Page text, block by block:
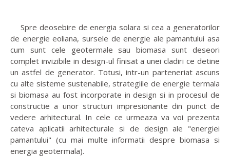
Spre deosebire de energia solara si cea a generatorilor
de energie eoliana, sursele de energie ale pamantului asa
cum sunt cele geotermale sau biomasa sunt deseori
complet invizibile in design-ul finisat a unei cladiri ce detine
un astfel de generator. Totusi, intr-un parteneriat ascuns
cu alte sisteme sustenabile, strategiile de energie termala
si biomasa au fost incorporate in design si in procesul de
constructie a unor structuri impresionante din punct de
vedere arhitectural. In cele ce urmeaza va voi prezenta
cateva aplicatii arhitecturale si de design ale "energiei
pamantului" (cu mai multe informatii despre biomasa si
energia geotermala).